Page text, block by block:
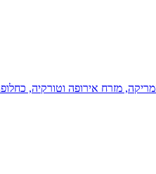
בשווקי אסיה, דרום אמריקה, מזרח